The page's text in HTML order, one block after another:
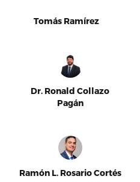
Tomás Ramírez
Dr. Ronald Collazo
Pagán
Ramón L. Rosario Cortés